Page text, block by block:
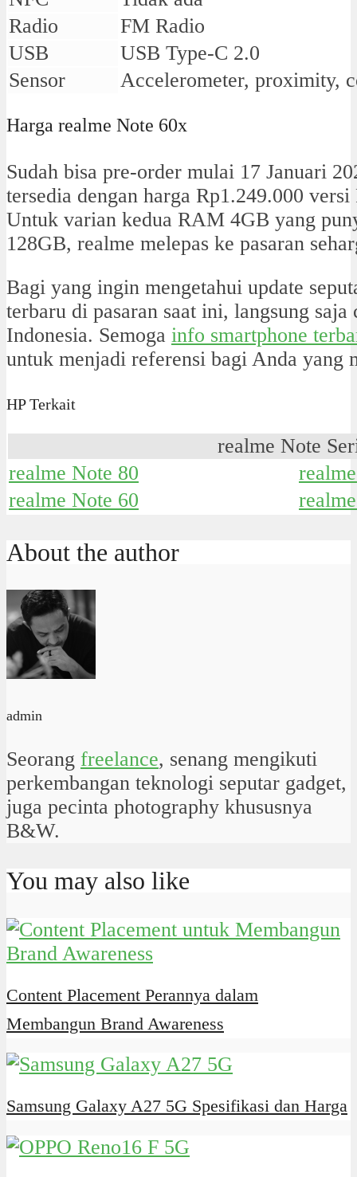
Radio
FM Radio
USB
USB Type-C 2.0
Sensor
Accelerometer, proximity,
Harga realme Note 60x
Sudah bisa pre-order mulai 17 Januari
tersedia dengan harga Rp1.249.000
Untuk varian kedua RAM 4GB yang
128GB, realme melepas ke pasaran
Bagi yang ingin mengetahui update
terbaru di pasaran saat ini, langsung
Indonesia. Semoga info smartphone
untuk menjadi referensi bagi Anda yang
HP Terkait
realme Note
realme Note 80
realme Note 60
About the author
admin
Seorang freelance, senang mengikuti
perkembangan teknologi seputar gadget,
juga pecinta photography khususnya
B&W.
You may also like
Content Placement Perannya dalam
Membangun Brand Awareness
Samsung Galaxy A27 5G Spesifikasi dan Harga